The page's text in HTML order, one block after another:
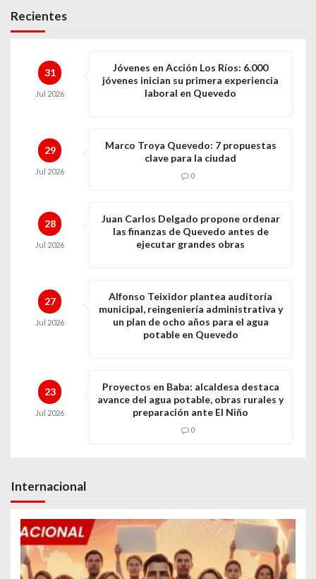
Recientes
31
Jul 2026
Jóvenes en Acción Los Ríos: 6.000
jóvenes inician su primera experiencia
laboral en Quevedo
29
Jul 2026
Marco Troya Quevedo: 7 propuestas
clave para la ciudad
0
28
Jul 2026
Juan Carlos Delgado propone ordenar
las finanzas de Quevedo antes de
ejecutar grandes obras
27
Jul 2026
Alfonso Teixidor plantea auditoría
municipal, reingeniería administrativa y
un plan de ocho años para el agua
potable en Quevedo
23
Jul 2026
Proyectos en Baba: alcaldesa destaca
avance del agua potable, obras rurales y
preparación ante El Niño
0
Internacional